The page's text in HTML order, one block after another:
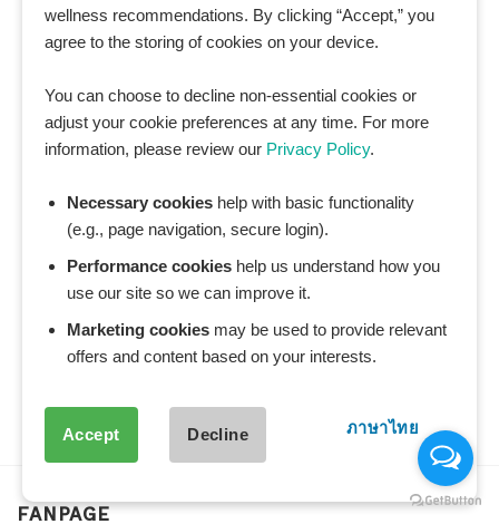
FANPAGE
wellness recommendations. By clicking “Accept,” you
agree to the storing of cookies on your device.
You can choose to decline non-essential cookies or
adjust your cookie preferences at any time. For more
information, please review our Privacy Policy.
Necessary cookies help with basic functionality
(e.g., page navigation, secure login).
Performance cookies help us understand how you
use our site so we can improve it.
Marketing cookies may be used to provide relevant
offers and content based on your interests.
Accept Decline ภาษาไทย